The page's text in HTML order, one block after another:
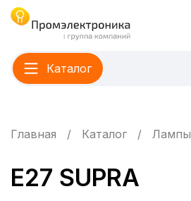
Каталог
Главная Каталог Лампы
E27 SUPRA